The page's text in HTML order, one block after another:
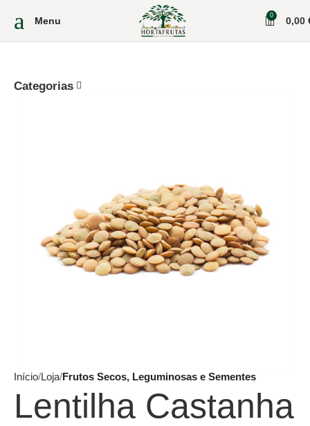
Menu 0 0,00
Categorias
Início Loja Frutos Secos, Leguminosas e Sementes
Lentilha Castanha